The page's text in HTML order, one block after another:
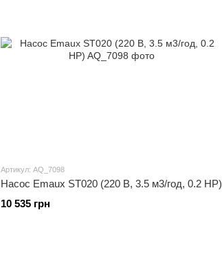
Артикул: AQ_7098
Насос Emaux ST020 (220 В, 3.5 м3/год, 0.2 НР)
10 535 грн